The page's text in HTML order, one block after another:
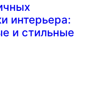
интерьера:
и стильные